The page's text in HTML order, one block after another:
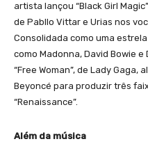
artista lançou “Black Girl
de Pabllo Vittar e Urias nos
Consolidada como uma
como Madonna, David Bowie
“Free Woman”, de Lady
Beyoncé para produzir três
“Renaissance”.
Além da música